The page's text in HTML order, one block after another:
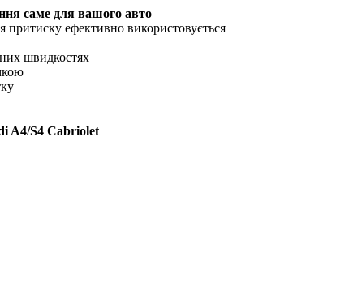
саме для вашого авто
притиску ефективно використовується
швидкостях
A4/S4 Cabriolet